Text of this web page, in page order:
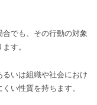
でも、その行動の対象
す。
いは組織や社会におけ
い性質を持ちます。